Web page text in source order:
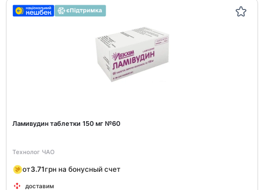
Ламивудин таблетки 150 мг №60
Технолог ЧАО
от3.71грн на бонусный счет
доставим